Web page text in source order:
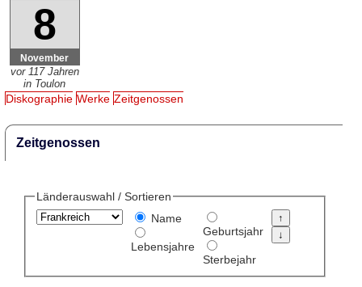
8
November
vor 117 Jahren
in Toulon
Diskographie Werke Zeitgenossen
Zeitgenossen
Länderauswahl / Sortieren
Name
Lebensjahre
Geburtsjahr
Sterbejahr